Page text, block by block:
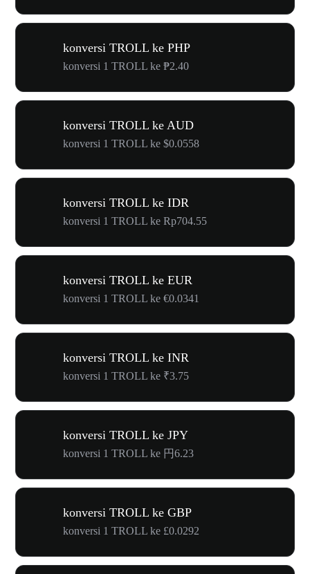
konversi TROLL ke PHP
konversi 1 TROLL ke ₱2.40
konversi TROLL ke AUD
konversi 1 TROLL ke $0.0558
konversi TROLL ke IDR
konversi 1 TROLL ke Rp704.55
konversi TROLL ke EUR
konversi 1 TROLL ke €0.0341
konversi TROLL ke INR
konversi 1 TROLL ke ₹3.75
konversi TROLL ke JPY
konversi 1 TROLL ke 円6.23
konversi TROLL ke GBP
konversi 1 TROLL ke £0.0292